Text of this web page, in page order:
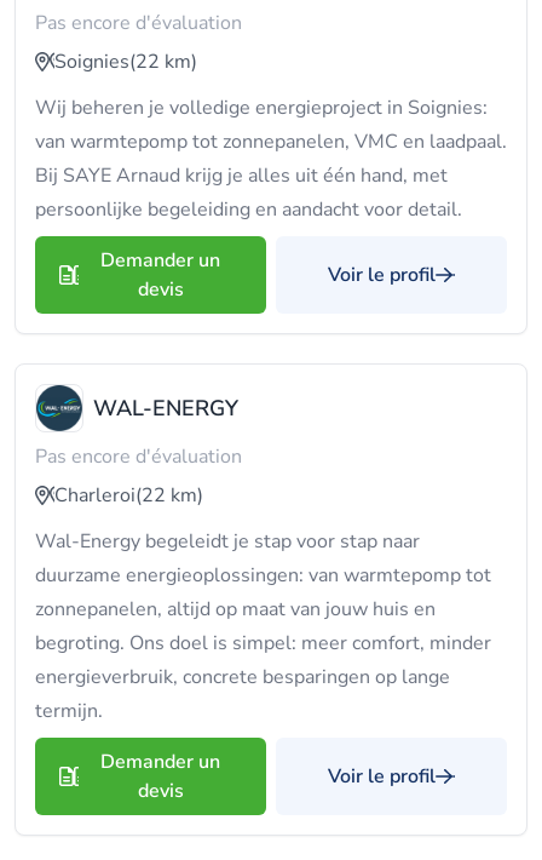
Pas encore d'évaluation
Soignies(22 km)
Wij beheren je volledige energieproject in Soignies:
van warmtepomp tot zonnepanelen, VMC en laadpaal.
Bij SAYE Arnaud krijg je alles uit één hand, met
persoonlijke begeleiding en aandacht voor detail.
Demander un
devis
Voir le profil
WAL-ENERGY
Pas encore d'évaluation
Charleroi(22 km)
Wal-Energy begeleidt je stap voor stap naar
duurzame energieoplossingen: van warmtepomp tot
zonnepanelen, altijd op maat van jouw huis en
begroting. Ons doel is simpel: meer comfort, minder
energieverbruik, concrete besparingen op lange
termijn.
Demander un
devis
Voir le profil